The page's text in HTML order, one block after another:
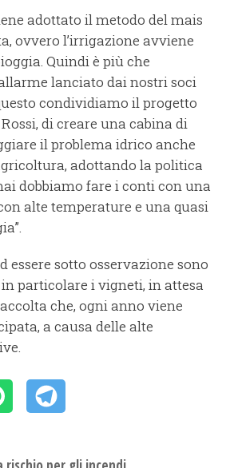
adottato il metodo del mais
ovvero l’irrigazione avviene
Quindi è più che
lanciato dai nostri soci
condividiamo il progetto
di creare una cabina di
il problema idrico anche
adottando la politica
dobbiamo fare i conti con una
alte temperature e una quasi
essere sotto osservazione sono
particolare i vigneti, in attesa
che, ogni anno viene
a causa delle alte